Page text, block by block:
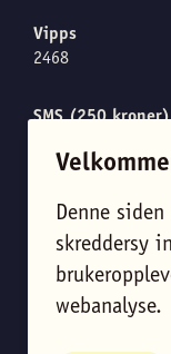
Denne
skreddersy
webanalyse.
Vipps
2468
SMS (250 kroner)
Meld meg på
Endre